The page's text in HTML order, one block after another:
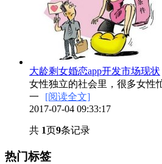
大龄剩女婚恋app开发市场现状
女性独立的社会里，很多女性
一
[阅读全文]
2017-07-04 09:33:17
共 1页9条记录
热门标签